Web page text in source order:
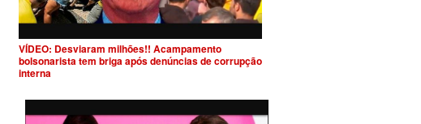
VÍDEO: Desviaram milhões!! Acampamento
bolsonarista tem briga após denúncias de corrupção
interna